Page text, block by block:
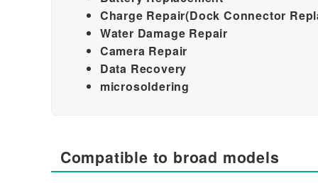
Charge Repair(Dock Connector
Water Damage Repair
Camera Repair
Data Recovery
microsoldering
Compatible to broad models